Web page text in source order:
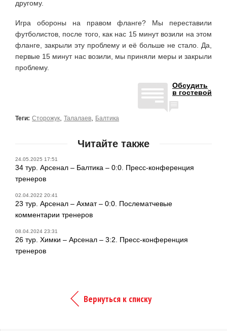
другому.
Игра обороны на правом фланге? Мы переставили
футболистов, после того, как нас 15 минут возили на этом
фланге, закрыли эту проблему и её больше не стало. Да,
первые 15 минут нас возили, мы приняли меры и закрыли
проблему.
Обсудить
в гостевой
Теги: Сторожук Талалаев Балтика
Читайте также
24.05.2025 17:51
34 тур. Арсенал – Балтика – 0:0. Пресс-конференция
тренеров
02.04.2022 20:41
23 тур. Арсенал – Ахмат – 0:0. Послематчевые
комментарии тренеров
08.04.2024 23:31
26 тур. Химки – Арсенал – 3:2. Пресс-конференция
тренеров
Вернуться к списку